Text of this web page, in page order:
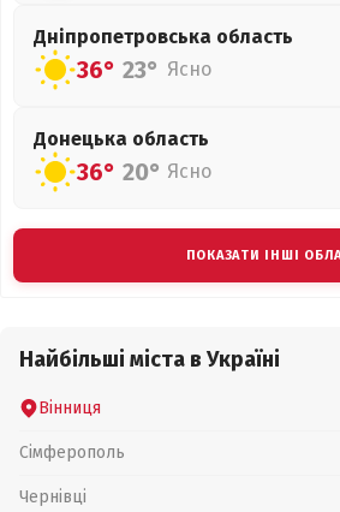
Дніпропетровська область
36° 23° Ясно
Донецька область
36° 20° Ясно
ПОКАЗАТИ ІНШІ
Найбільші міста в Україні
Вінниця
Сімферополь
Чернівці